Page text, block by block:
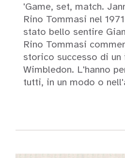
'Game, set, match.
Rino Tommasi nel
stato bello sentire
Rino Tommasi
storico successo di un
Wimbledon. L'hanno
tutti, in un modo o